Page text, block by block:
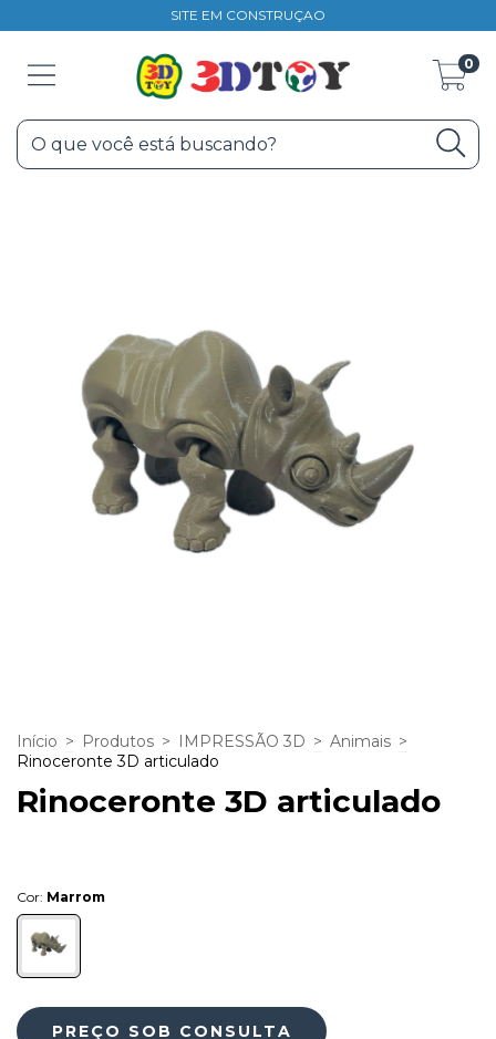
SITE EM CONSTRUÇAO
0
Início > Produtos > IMPRESSÃO 3D > Animais >
Rinoceronte 3D articulado
Rinoceronte 3D articulado
Cor: Marrom